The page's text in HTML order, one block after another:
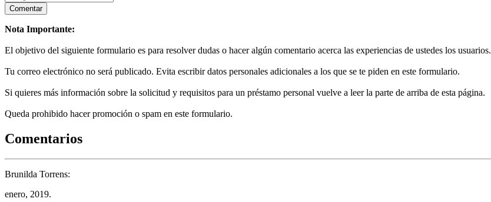
Nota Importante:
El objetivo del siguiente formulario es para resolver dudas o hacer algún comentario acerca las experiencias de ustedes los usuarios.
Tu correo electrónico no será publicado. Evita escribir datos personales adicionales a los que se te piden en este formulario.
Si quieres más información sobre la solicitud y requisitos para un préstamo personal vuelve a leer la parte de arriba de esta página.
Queda prohibido hacer promoción o spam en este formulario.
Comentarios
Brunilda Torrens:
enero, 2019.